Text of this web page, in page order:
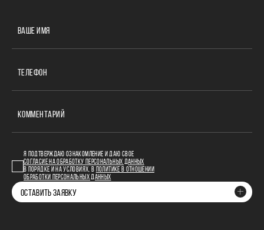
ВАШЕ ИМЯ
ТЕЛЕФОН
КОММЕНТАРИЙ
Я ПОДТВЕРЖДАЮ ОЗНАКОМЛЕНИЕ И ДАЮ СВОЕ
СОГЛАСИЕ НА ОБРАБОТКУ ПЕРСОНАЛЬНЫХ ДАННЫХ
В ПОРЯДКЕ И НА УСЛОВИЯХ, В
ПОЛИТИКЕ В ОТНОШЕНИИ
ОБРАБОТКИ ПЕРСОНАЛЬНЫХ ДАННЫХ
ОСТАВИТЬ ЗАЯВКУ